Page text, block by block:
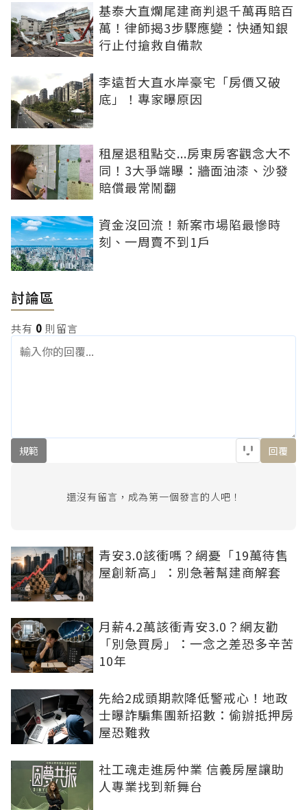
基泰大直爛尾建商判退千萬再賠百
萬！律師揭3步驟應變：快通知銀
行止付搶救自備款
李遠哲大直水岸豪宅「房價又破
底」！專家曝原因
租屋退租點交...房東房客觀念大不
同！3大爭端曝：牆面油漆、沙發
賠償最常鬧翻
資金沒回流！新案市場陷最慘時
刻、一周賣不到1戶
討論區
共有 0 則留言
規範 回覆
還沒有留言，成為第一個發言的人吧！
青安3.0該衝嗎？網憂「19萬待售
屋創新高」：別急著幫建商解套
月薪4.2萬該衝青安3.0？網友勸
「別急買房」：一念之差恐多辛苦
10年
先給2成頭期款降低警戒心！地政
士曝詐騙集團新招數：偷辦抵押房
屋恐難救
社工魂走進房仲業 信義房屋讓助
人專業找到新舞台